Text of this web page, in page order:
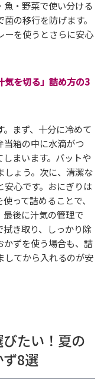
・野菜で使い分ける
の移行を防げます。
ーを使うとさらに安心
を切る」詰め方の3
まず、十分に冷めて
当箱の中に水滴がつ
まいます。バットや
しょう。次に、清潔な
心です。おにぎりは
って詰めることで、
後に汁気の管理で
き取り、しっかり除
かずを使う場合も、詰
してから入れるのが安
びたい！夏の
8選